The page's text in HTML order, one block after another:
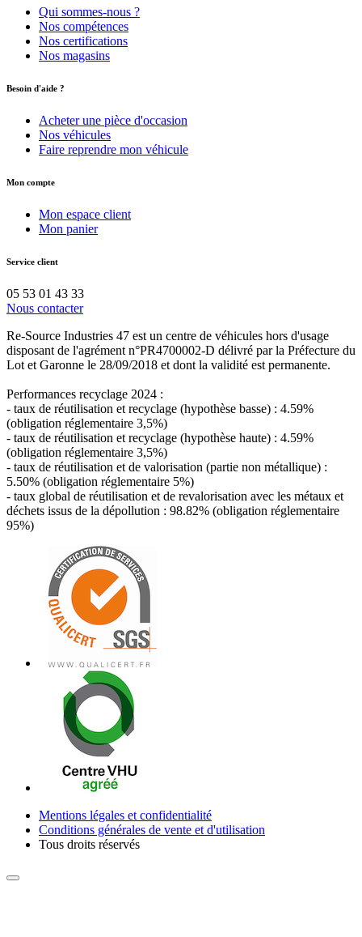
Qui sommes-nous ?
Nos compétences
Nos certifications
Nos magasins
Besoin d'aide ?
Acheter une pièce d'occasion
Nos véhicules
Faire reprendre mon véhicule
Mon compte
Mon espace client
Mon panier
Service client
05 53 01 43 33
Nous contacter
Re-Source Industries 47 est un centre de véhicules hors d'usage
disposant de l'agrément n°PR4700002-D délivré par la Préfecture du
Lot et Garonne le 28/09/2018 et dont la validité est permanente.
Performances recyclage 2024 :
- taux de réutilisation et recyclage (hypothèse basse) : 4.59%
(obligation réglementaire 3,5%)
- taux de réutilisation et recyclage (hypothèse haute) : 4.59%
(obligation réglementaire 3,5%)
- taux de réutilisation et de valorisation (partie non métallique) :
5.50% (obligation réglementaire 5%)
- taux global de réutilisation et de revalorisation avec les métaux et
déchets issus de la dépollution : 98.82% (obligation réglementaire
95%)
Mentions légales et confidentialité
Conditions générales de vente et d'utilisation
Tous droits réservés